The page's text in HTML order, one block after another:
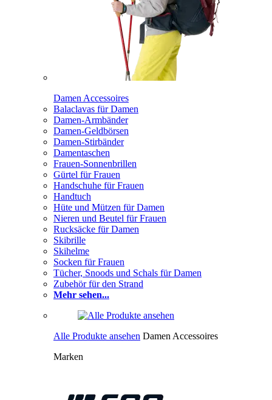
Damen Accessoires
Balaclavas für Damen
Damen-Armbänder
Damen-Geldbörsen
Damen-Stirbänder
Damentaschen
Frauen-Sonnenbrillen
Gürtel für Frauen
Handschuhe für Frauen
Handtuch
Hüte und Mützen für Damen
Nieren und Beutel für Frauen
Rucksäcke für Damen
Skibrille
Skihelme
Socken für Frauen
Tücher, Snoods und Schals für Damen
Zubehör für den Strand
Mehr sehen...
Alle Produkte ansehen Damen Accessoires
Marken